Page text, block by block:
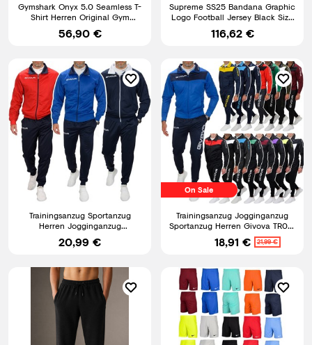
Gymshark Onyx 5.0 Seamless T-
Shirt Herren Original Gym
Fitness Bodybuilding S-XL
56,90 €
Supreme SS25 Bandana Graphic
Logo Football Jersey Black Size
S, M, L BRANDNEU
116,62 €
Trainingsanzug Sportanzug
Herren Jogginganzug
Reißverschluss GIVOVA TR031 S-
4XL
20,99 €
On Sale
Trainingsanzug Jogginganzug
Sportanzug Herren Givova TR018
S-5XL
18,91 € 21,99 €